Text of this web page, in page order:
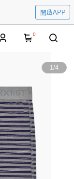
開啟APP
0
1/4